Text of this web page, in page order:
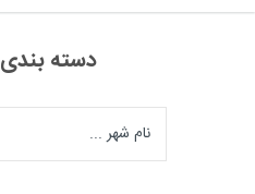
دسته